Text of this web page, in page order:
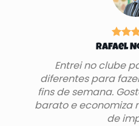
Rafael
Entrei no clube
diferentes para
fins de semana.
barato e economiza
de